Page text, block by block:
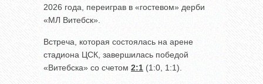
2026 года, переиграв в «гостевом» дерби
«МЛ Витебск».
Встреча, которая состоялась на арене
стадиона ЦСК, завершилась победой
«Витебска» со счетом 2:1 (1:0, 1:1).